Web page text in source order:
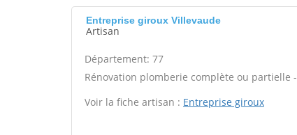
Entreprise giroux Villevaude
Artisan
Département: 77
Rénovation plomberie complète ou partielle -
Voir la fiche artisan : Entreprise giroux